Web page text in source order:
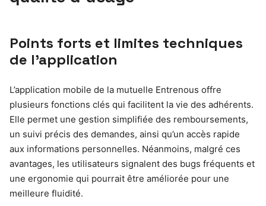
Points forts et limites techniques
de l’application
L’application mobile de la mutuelle Entrenous offre
plusieurs fonctions clés qui facilitent la vie des adhérents.
Elle permet une gestion simplifiée des remboursements,
un suivi précis des demandes, ainsi qu’un accès rapide
aux informations personnelles. Néanmoins, malgré ces
avantages, les utilisateurs signalent des bugs fréquents et
une ergonomie qui pourrait être améliorée pour une
meilleure fluidité.